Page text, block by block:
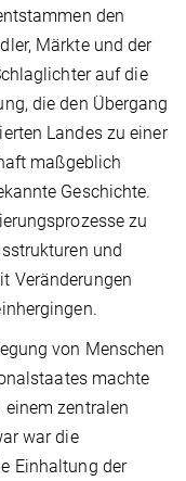
den
Märkte und der
auf die
die den Übergang
Landes zu einer
maßgeblich
Geschichte.
zu
und
Veränderungen
von Menschen
machte
zentralen
war die
Einhaltung der